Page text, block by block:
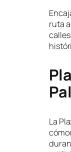
ruta
La